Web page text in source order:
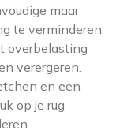
maar
te verminderen.
overbelasting
verergeren.
en een
op je rug